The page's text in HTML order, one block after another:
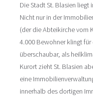
Die Stadt St. Blasien
Nicht nur in der
(der die Abteikirche vom
4.000 Bewohner klingt
überschaubar, als
Kurort zieht St. Blasien
eine
innerhalb des dortigen